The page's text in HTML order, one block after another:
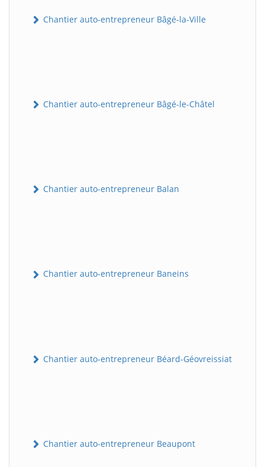
Chantier auto-entrepreneur Bâgé-la-Ville
Chantier auto-entrepreneur Bâgé-le-Châtel
Chantier auto-entrepreneur Balan
Chantier auto-entrepreneur Baneins
Chantier auto-entrepreneur Béard-Géovreissiat
Chantier auto-entrepreneur Beaupont